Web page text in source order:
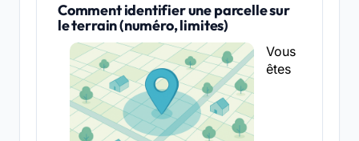
Comment identifier une parcelle sur
le terrain (numéro, limites)
Vous
êtes